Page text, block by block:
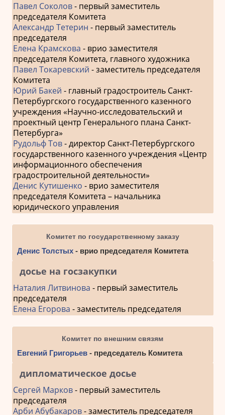
Павел Соколов- первый заместитель
председателя Комитета
Александр Тетерин - первый заместитель
председателя
Елена Крамскова - врио заместителя
председателя Комитета, главного художника
Павел Токаревский - заместитель председателя
Комитета
Юрий Бакей - главный градостроитель Санкт-
Петербургского государственного казенного
учреждения «Научно-исследовательский и
проектный центр Генерального плана Санкт-
Петербурга»
Рудольф Тов- директор Санкт-Петербургского
государственного казенного учреждения «Центр
информационного обеспечения
градостроительной деятельности»
Денис Кутишенко - врио заместителя
председателя Комитета – начальника
юридического управления
Комитет по государственному заказу
Денис Толстых- врио председателя Комитета
досье на госзакупки
Наталия Литвинова - первый заместитель
председателя
Елена Егорова - заместитель председателя
Комитет по внешним связям
Евгений Григорьев- председатель Комитета
дипломатическое досье
Сергей Марков- первый заместитель
председателя
Арби Абубакаров- заместитель председателя